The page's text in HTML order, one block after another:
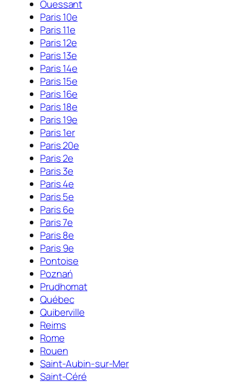
Ouessant
Paris 10e
Paris 11e
Paris 12e
Paris 13e
Paris 14e
Paris 15e
Paris 16e
Paris 18e
Paris 19e
Paris 1er
Paris 20e
Paris 2e
Paris 3e
Paris 4e
Paris 5e
Paris 6e
Paris 7e
Paris 8e
Paris 9e
Pontoise
Poznań
Prudhomat
Québec
Quiberville
Reims
Rome
Rouen
Saint-Aubin-sur-Mer
Saint-Céré